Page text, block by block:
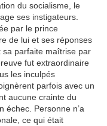
du socialisme, le
ses instigateurs.
par le prince
de lui et ses réponses
parfaite maîtrise par
fut extraordinaire
les inculpés
parfois avec un
aucune crainte du
échec. Personne n’a
ce qui était